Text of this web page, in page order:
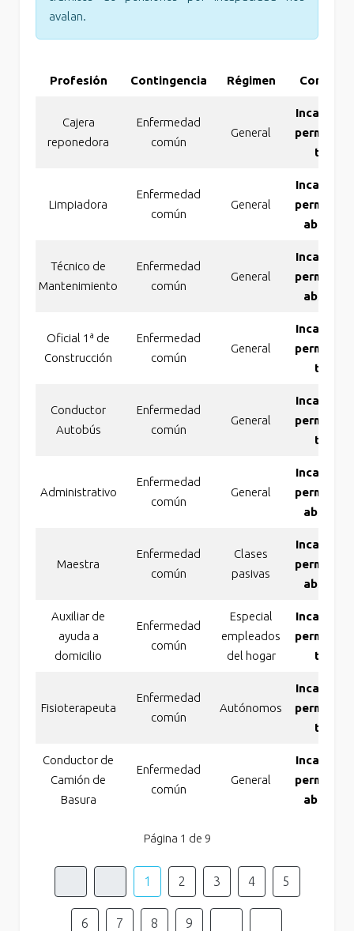
avalan.
Profesión Contingencia Régimen
Cajera
reponedora
Enfermedad
común
General
total
Limpiadora
Enfermedad
común
General
Técnico de
Mantenimiento
Enfermedad
común
General
Oficial 1ª de
Construcción
Enfermedad
común
General
total
Conductor
Autobús
Enfermedad
común
General
total
Administrativo
Enfermedad
común
General
Maestra
Enfermedad
común
Clases
pasivas
Auxiliar de
ayuda a
domicilio
Enfermedad
común
Especial
empleados
del hogar
total
Fisioterapeuta
Enfermedad
común
Autónomos
total
Conductor de
Camión de
Basura
Enfermedad
común
General
Página 1 de 9
1 2 3 4 5
6 7 8 9